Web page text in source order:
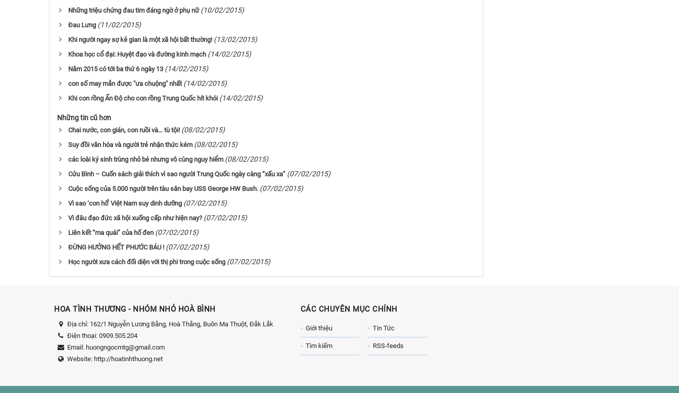
Những triệu chứng đau tim đáng ngờ ở phụ nữ (10/02/2015)
Đau Lưng (11/02/2015)
Khi người ngay sợ kẻ gian là một xã hội bất thường! (13/02/2015)
Khoa học cổ đại: Huyệt đạo và đường kinh mạch (14/02/2015)
Năm 2015 có tới ba thứ 6 ngày 13 (14/02/2015)
con số may mắn được "ưa chuộng" nhất (14/02/2015)
Khi con rồng Ấn Độ cho con rồng Trung Quốc hít khói (14/02/2015)
Những tin cũ hơn
Chai nước, con gián, con ruồi và… tù tội! (08/02/2015)
Suy đồi văn hóa và người trẻ nhận thức kém (08/02/2015)
các loài ký sinh trùng nhỏ bé nhưng vô cùng nguy hiểm (08/02/2015)
Cửu Bình – Cuốn sách giải thích vì sao người Trung Quốc ngày càng “xấu xa” (07/02/2015)
Cuộc sống của 5.000 người trên tàu sân bay USS George HW Bush. (07/02/2015)
Vì sao ‘con hổ’ Việt Nam suy dinh dưỡng (07/02/2015)
Vì đâu đạo đức xã hội xuống cấp như hiện nay? (07/02/2015)
Liên kết “ma quái” của hố đen (07/02/2015)
ĐỪNG HƯỞNG HẾT PHƯỚC BÁU ! (07/02/2015)
Học người xưa cách đối diện với thị phi trong cuộc sống (07/02/2015)
HOA TÌNH THƯƠNG - NHÓM NHỎ HOÀ BÌNH
Địa chỉ: 162/1 Nguyễn Lương Bằng, Hoà Thắng, Buôn Ma Thuột, Đắk Lắk
Điện thoại: 0909.505.204
Email: huongngocmtg@gmail.com
Website: http://hoatinhthuong.net
CÁC CHUYÊN MỤC CHÍNH
Giới thiệu Tin Tức
Tìm kiếm RSS-feeds